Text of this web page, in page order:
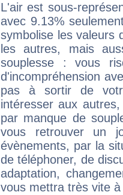
L'air est sous-
avec 9.13%
symbolise les valeurs
les autres, mais
souplesse : vous
d'incompréhension
pas à sortir de
intéresser aux
par manque de
vous retrouver un
évènements, par la
de téléphoner, de
adaptation,
vous mettra très vite